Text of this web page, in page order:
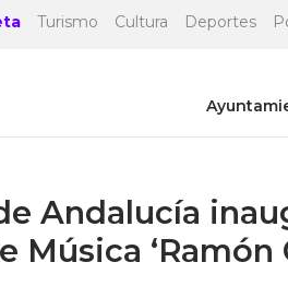
Turismo Cultura Deportes
Andalucía
‘Ramón